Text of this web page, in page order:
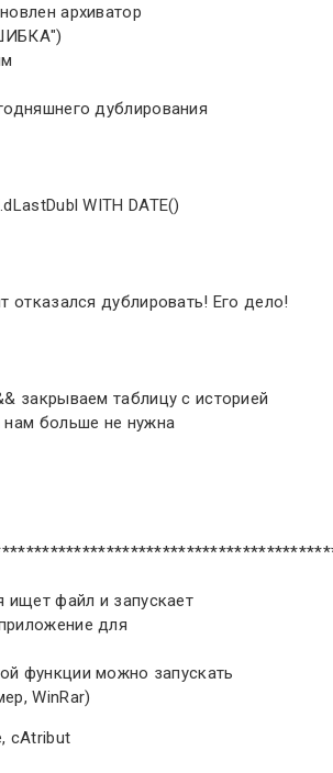
архиватор
дублирования
WITH DATE()
отказался дублировать! Его дело!
закрываем таблицу с историей
нам больше не нужна
ищет файл и запускает
для
функции можно запускать
WinRar)
cAtribut